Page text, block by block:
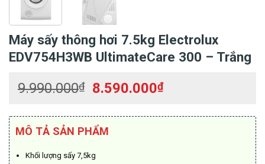
Máy sấy thông hơi 7.5kg Electrolux
EDV754H3WB UltimateCare 300 – Trắng
9.990.000₫
Giá
là:
9.990.000₫.
8.590.000₫Giá
tại
MÔ TẢ SẢN PHẨM
Khối lượng sấy 7,5kg